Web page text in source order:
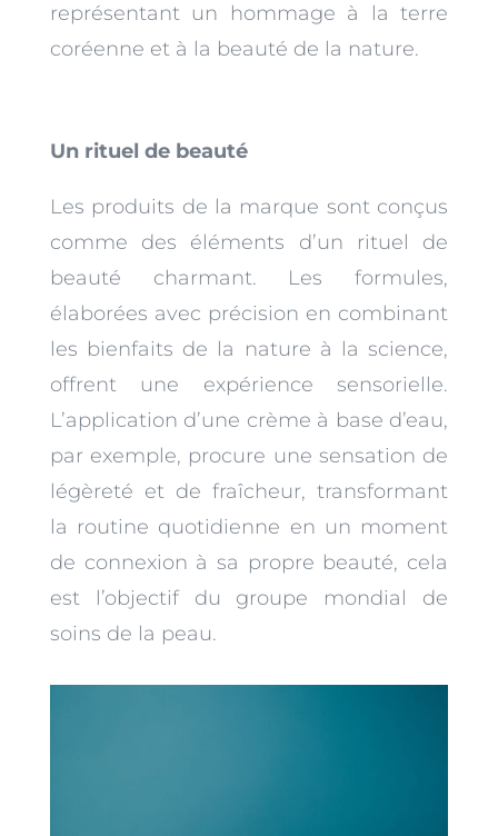
représentant un hommage à la terre
coréenne et à la beauté de la nature.
Un rituel de beauté
Les produits de la marque sont conçus
comme des éléments d’un rituel de
beauté charmant. Les formules,
élaborées avec précision en combinant
les bienfaits de la nature à la science,
offrent une expérience sensorielle.
L’application d’une crème à base d’eau,
par exemple, procure une sensation de
légèreté et de fraîcheur, transformant
la routine quotidienne en un moment
de connexion à sa propre beauté, cela
est l’objectif du groupe mondial de
soins de la peau.